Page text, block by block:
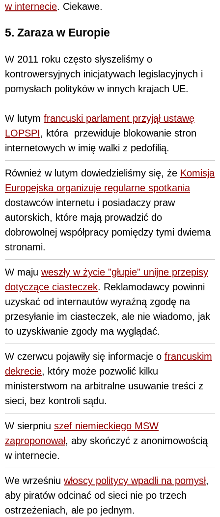
w internecie. Ciekawe.
5. Zaraza w Europie
W 2011 roku często słyszeliśmy o
kontrowersyjnych inicjatywach legislacyjnych i
pomysłach polityków w innych krajach UE.
W lutym francuski parlament przyjął ustawę
LOPSPI, która przewiduje blokowanie stron
internetowych w imię walki z pedofilią.
Również w lutym dowiedzieliśmy się, że Komisja
Europejska organizuje regularne spotkania
dostawców internetu i posiadaczy praw
autorskich, które mają prowadzić do
dobrowolnej współpracy pomiędzy tymi dwiema
stronami.
W maju weszły w życie "głupie" unijne przepisy
dotyczące ciasteczek. Reklamodawcy powinni
uzyskać od internautów wyraźną zgodę na
przesyłanie im ciasteczek, ale nie wiadomo, jak
to uzyskiwanie zgody ma wyglądać.
W czerwcu pojawiły się informacje o francuskim
dekrecie, który może pozwolić kilku
ministerstwom na arbitralne usuwanie treści z
sieci, bez kontroli sądu.
W sierpniu szef niemieckiego MSW
zaproponował, aby skończyć z anonimowością
w internecie.
We wrześniu włoscy politycy wpadli na pomysł,
aby piratów odcinać od sieci nie po trzech
ostrzeżeniach, ale po jednym.